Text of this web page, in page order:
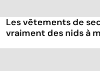
Les vêtements de
vraiment des nids à